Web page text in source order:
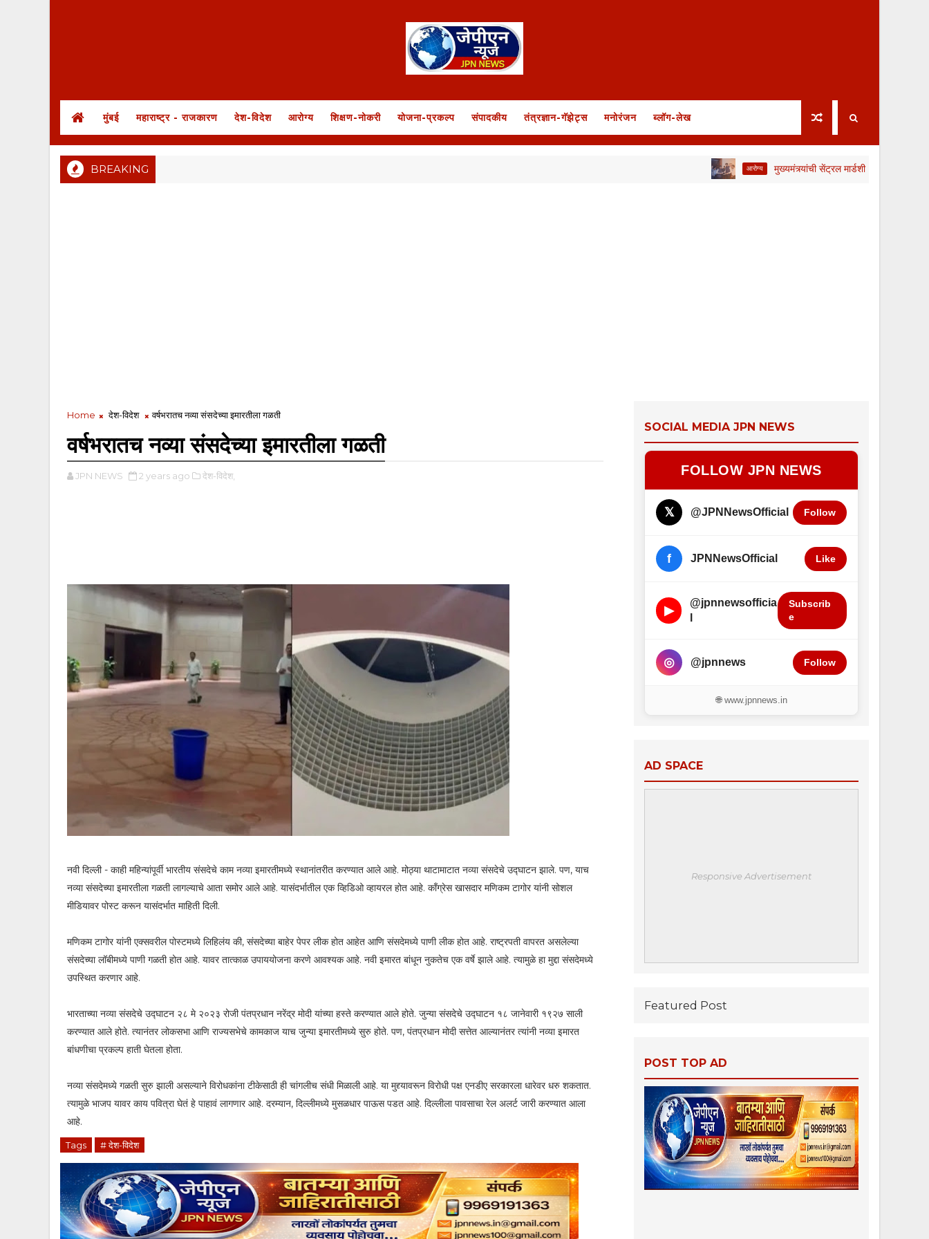
मुंबई महाराष्ट्र - राजकारण देश-विदेश आरोग्य शिक्षण-नोकरी योजना-प्रकल्प संपादकीय तंत्रज्ञान-गॅझेट्स मनोरंजन ब्लॉग-लेख
BREAKING आरोग्य मुख्यमंत्र्यांची सेंट्रल मार्डशी बैठक; संप मागे, मात्र
Home देश-विदेश वर्षभरातच नव्या संसदेच्या इमारतीला गळती
वर्षभरातच नव्या संसदेच्या इमारतीला गळती
JPN NEWS 2 years ago देश-विदेश,
नवी दिल्ली - काही महिन्यांपूर्वी भारतीय संसदेचे काम नव्या इमारतीमध्ये स्थानांतरीत करण्यात आले आहे. मोठ्या थाटामाटात नव्या संसदेचे उद्घाटन झाले. पण, याच
नव्या संसदेच्या इमारतीला गळती लागल्याचे आता समोर आले आहे. यासंदर्भातील एक व्हिडिओ व्हायरल होत आहे. काँग्रेस खासदार मणिकम टागोर यांनी सोशल
मीडियावर पोस्ट करून यासंदर्भात माहिती दिली.
मणिकम टागोर यांनी एक्सवरील पोस्टमध्ये लिहिलंय की, संसदेच्या बाहेर पेपर लीक होत आहेत आणि संसदेमध्ये पाणी लीक होत आहे. राष्ट्रपती वापरत असलेल्या
संसदेच्या लॉबीमध्ये पाणी गळती होत आहे. यावर तात्काळ उपाययोजना करणे आवश्यक आहे. नवी इमारत बांधून नुकतेच एक वर्षे झाले आहे. त्यामुळे हा मुद्दा संसदेमध्ये
उपस्थित करणार आहे.
भारताच्या नव्या संसदेचे उद्घाटन २८ मे २०२३ रोजी पंतप्रधान नरेंद्र मोदी यांच्या हस्ते करण्यात आले होते. जुन्या संसदेचे उद्घाटन १८ जानेवारी १९२७ साली
करण्यात आले होते. त्यानंतर लोकसभा आणि राज्यसभेचे कामकाज याच जुन्या इमारतीमध्ये सुरु होते. पण, पंतप्रधान मोदी सत्तेत आल्यानंतर त्यांनी नव्या इमारत
बांधणीचा प्रकल्प हाती घेतला होता.
नव्या संसदेमध्ये गळती सुरु झाली असल्याने विरोधकांना टीकेसाठी ही चांगलीच संधी मिळाली आहे. या मुद्द्यावरून विरोधी पक्ष एनडीए सरकारला धारेवर धरु शकतात.
त्यामुळे भाजप यावर काय पवित्रा घेतं हे पाहावं लागणार आहे. दरम्यान, दिल्लीमध्ये मुसळधार पाऊस पडत आहे. दिल्लीला पावसाचा रेल अलर्ट जारी करण्यात आला
आहे.
Tags # देश-विदेश
SOCIAL MEDIA JPN NEWS
FOLLOW JPN NEWS
𝕏 @JPNNewsOfficial Follow
f JPNNewsOfficial Like
▶
@jpnnewsofficia
Subscrib
e
◎ @jpnnews Follow
🌐 www.jpnnews.in
AD SPACE
Responsive Advertisement
Featured Post
POST TOP AD